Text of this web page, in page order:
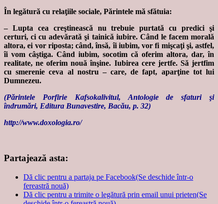
În legătură cu relaţiile sociale, Părintele mă sfătuia:
‒ Lupta cea creştinească nu trebuie purtată cu predici şi
certuri, ci cu adevărată şi tainică iubire. Când le facem morală
altora, ei vor riposta; când, însă, îi iubim, vor fi mişcaţi şi, astfel,
îi vom câştiga. Când iubim, socotim că oferim altora, dar, în
realitate, ne oferim nouă înşine. Iubirea cere jertfe. Să jertfim
cu smerenie ceva al nostru – care, de fapt, aparţine tot lui
Dumnezeu.
(Părintele Porfirie Kafsokalivitul, Antologie de sfaturi şi
îndrumări, Editura Bunavestire, Bacău, p. 32)
http://www.doxologia.ro/
Partajează asta:
Dă clic pentru a partaja pe Facebook(Se deschide într-o
fereastră nouă)
Dă clic pentru a trimite o legătură prin email unui prieten(Se